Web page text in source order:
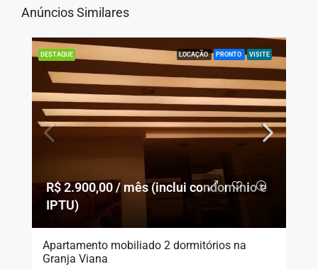
Anúncios Similares
DESTAQUE LOCAÇÃO PRONTO VISITE
R$ 2.900,00 / mês (inclui condomínio e
IPTU)
Apartamento mobiliado 2 dormitórios na
Granja Viana